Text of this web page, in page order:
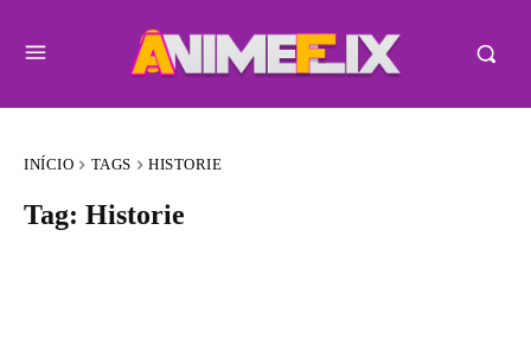
INÍCIO TAGS HISTORIE
Tag: Historie